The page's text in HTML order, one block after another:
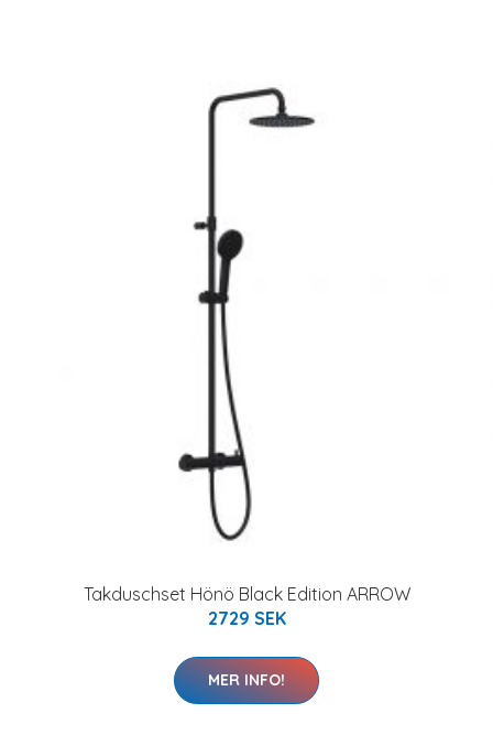
Takduschset Hönö Black Edition ARROW
2729 SEK
MER INFO!